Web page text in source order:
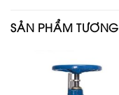
SẢN PHẨM